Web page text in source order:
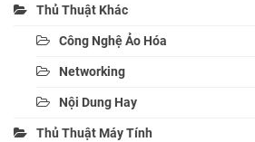
Thủ Thuật Khác
Công Nghệ Ảo Hóa
Networking
Nội Dung Hay
Thủ Thuật Máy Tính